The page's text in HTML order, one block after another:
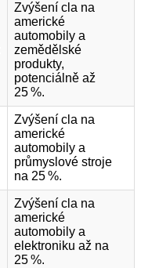
Zvýšení cla na
americké
automobily a
zemědělské
produkty,
potenciálně až
25 %.
Zvýšení cla na
americké
automobily a
průmyslové stroje
na 25 %.
Zvýšení cla na
americké
automobily a
elektroniku až na
25 %.